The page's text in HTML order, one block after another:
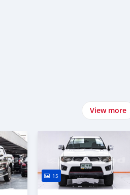
องป้ายแดง #รถฟรีดาวน์ #ขาย
#25GLSPLUS #4DR #4WD #รถ
ออโต้4ประตู #กระบะมือสอง
View more
15